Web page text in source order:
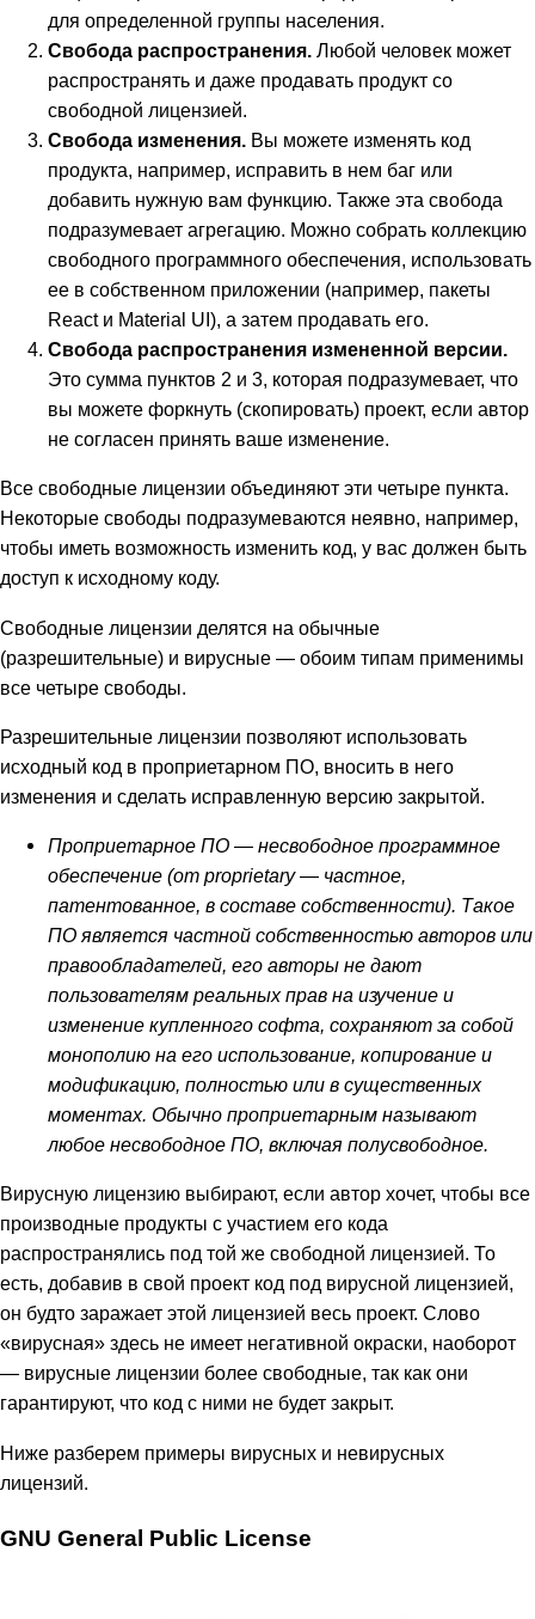
для определенной группы населения.
Свобода распространения. Любой человек может
распространять и даже продавать продукт со
свободной лицензией.
Свобода изменения. Вы можете изменять код
продукта, например, исправить в нем баг или
добавить нужную вам функцию. Также эта свобода
подразумевает агрегацию. Можно собрать коллекцию
свободного программного обеспечения, использовать
ее в собственном приложении (например, пакеты
React и Material UI), а затем продавать его.
Свобода распространения измененной версии.
Это сумма пунктов 2 и 3, которая подразумевает, что
вы можете форкнуть (скопировать) проект, если автор
не согласен принять ваше изменение.
Все свободные лицензии объединяют эти четыре пункта.
Некоторые свободы подразумеваются неявно, например,
чтобы иметь возможность изменить код, у вас должен быть
доступ к исходному коду.
Свободные лицензии делятся на обычные
(разрешительные) и вирусные — обоим типам применимы
все четыре свободы.
Разрешительные лицензии позволяют использовать
исходный код в проприетарном ПО, вносить в него
изменения и сделать исправленную версию закрытой.
Проприетарное ПО — несвободное программное
обеспечение (от proprietary — частное,
патентованное, в составе собственности). Такое
ПО является частной собственностью авторов или
правообладателей, его авторы не дают
пользователям реальных прав на изучение и
изменение купленного софта, сохраняют за собой
монополию на его использование, копирование и
модификацию, полностью или в существенных
моментах. Обычно проприетарным называют
любое несвободное ПО, включая полусвободное.
Вирусную лицензию выбирают, если автор хочет, чтобы все
производные продукты с участием его кода
распространялись под той же свободной лицензией. То
есть, добавив в свой проект код под вирусной лицензией,
он будто заражает этой лицензией весь проект. Слово
«вирусная» здесь не имеет негативной окраски, наоборот
— вирусные лицензии более свободные, так как они
гарантируют, что код с ними не будет закрыт.
Ниже разберем примеры вирусных и невирусных
лицензий.
GNU General Public License